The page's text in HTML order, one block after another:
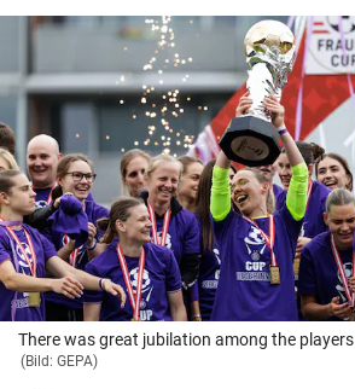
bookmark
search
Suchbegriff
eingeben
© Krone Multimedia GmbH & Co KG 2026
Muthgasse 2, 1190 Wien
There was great jubilation among the
(Bild: GEPA)